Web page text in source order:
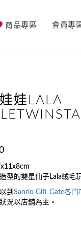
商品專區 會員專
娃LALA
型的雙星仙子Lala絨毛
到Sanrio Gift Gate各門
況以店舖為主。